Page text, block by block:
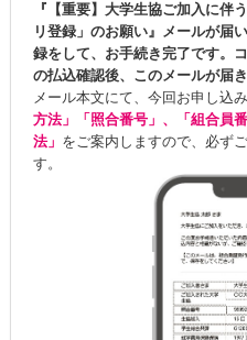
『【重要】大学生協ご加入に伴
リ登録」のお願い』メールが届
録をして、お手続き完了です。
の払込確認後、このメールが届
メール本文にて、今回お申し込
方法」「照合番号」、「組合員
法」 をご案内しますので、必ず
す。